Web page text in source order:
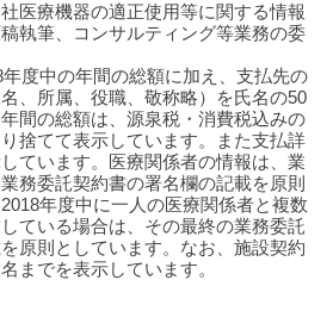
医療機器の適正使用等に関する情報
執筆、コンサルティング等業務の委
度中の年間の総額に加え、支払先の
、所属、役職、敬称略）を氏名の50
間の総額は、源泉税・消費税込みの
捨てて表示しています。また支払詳
ています。医療関係者の情報は、業
務委託契約書の署名欄の記載を原則
年度中に一人の医療関係者と複数
ている場合は、その最終の業務委託
原則としています。なお、施設契約
までを表示しています。